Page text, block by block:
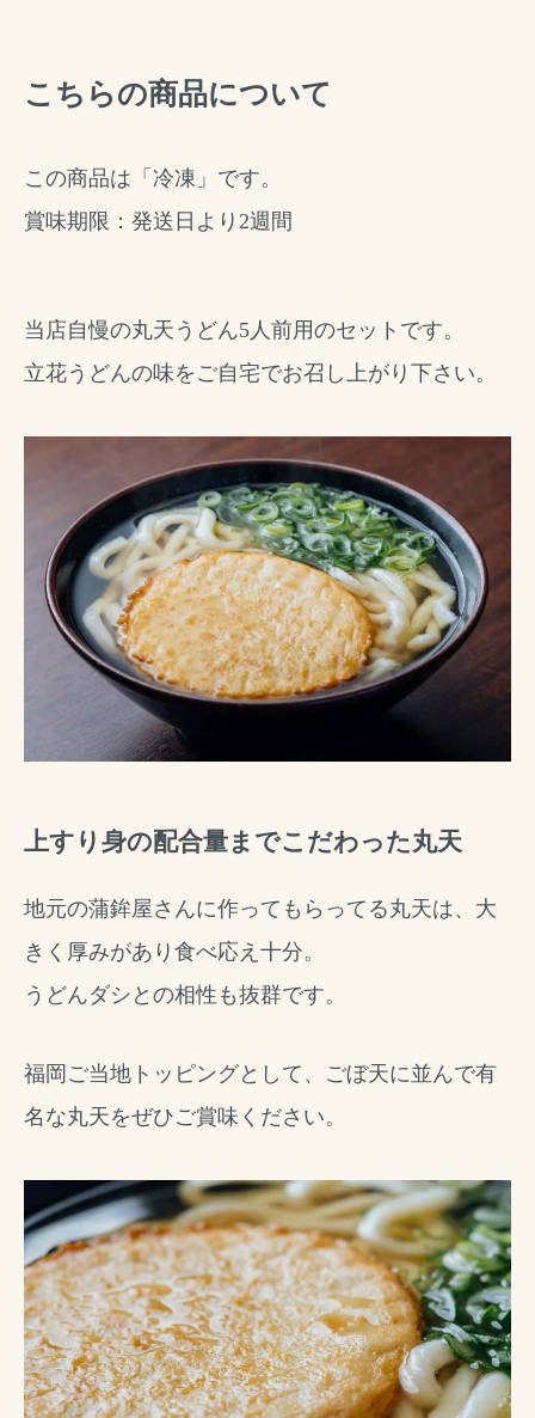
こちらの商品について
この商品は「冷凍」です。
賞味期限：発送日より2週間
当店自慢の丸天うどん5人前用のセットです。
立花うどんの味をご自宅でお召し上がり下さい。
上すり身の配合量までこだわった丸天
地元の蒲鉾屋さんに作ってもらってる丸天は、大
きく厚みがあり食べ応え十分。
うどんダシとの相性も抜群です。
福岡ご当地トッピングとして、ごぼ天に並んで有
名な丸天をぜひご賞味ください。